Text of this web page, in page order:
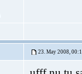
23. May 2008,